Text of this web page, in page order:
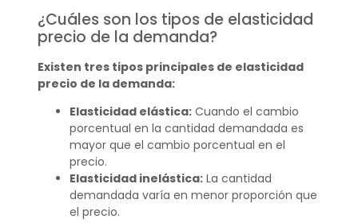
¿Cuáles son los tipos de elasticidad
precio de la demanda?
Existen tres tipos principales de elasticidad
precio de la demanda:
Elasticidad elástica:Cuando el cambio
porcentual en la cantidad demandada es
mayor que el cambio porcentual en el
precio.
Elasticidad inelástica:La cantidad
demandada varía en menor proporción que
el precio.